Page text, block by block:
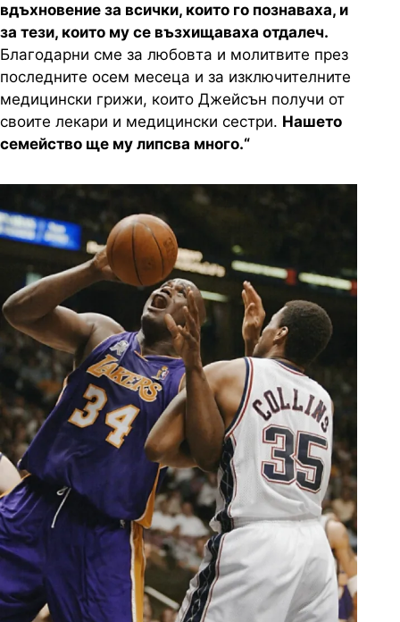
вдъхновение за всички, които го познаваха, и
за тези, които му се възхищаваха отдалеч.
Благодарни сме за любовта и молитвите през
последните осем месеца и за изключителните
медицински грижи, които Джейсън получи от
своите лекари и медицински сестри. Нашето
семейство ще му липсва много.“